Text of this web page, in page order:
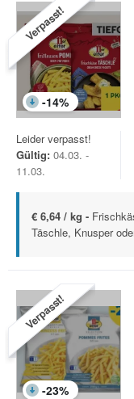
Verpasst!
-14%
Leider verpasst!
Gültig: 04.03. -
11.03.
€ 6,64 / kg -
Täschle, Knusper
Verpasst!
-23%